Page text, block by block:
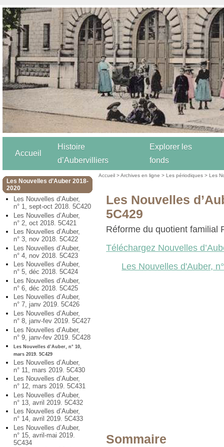
Accueil
Histoire
d’Aubervilliers
Explorer les
fonds
Les Nouvelles d’Auber 2018-
2020
Les Nouvelles d’Auber,
n° 1, sept-oct 2018. 5C420
Les Nouvelles d’Auber,
n° 2, oct 2018. 5C421
Les Nouvelles d’Auber,
n° 3, nov 2018. 5C422
Les Nouvelles d’Auber,
n° 4, nov 2018. 5C423
Les Nouvelles d’Auber,
n° 5, déc 2018. 5C424
Les Nouvelles d’Auber,
n° 6, déc 2018. 5C425
Les Nouvelles d’Auber,
n° 7, janv 2019. 5C426
Les Nouvelles d’Auber,
n° 8, janv-fev 2019. 5C427
Les Nouvelles d’Auber,
n° 9, janv-fev 2019. 5C428
Les Nouvelles d’Auber, n° 10,
mars 2019. 5C429
Les Nouvelles d’Auber,
n° 11, mars 2019. 5C430
Les Nouvelles d’Auber,
n° 12, mars 2019. 5C431
Les Nouvelles d’Auber,
n° 13, avril 2019. 5C432
Les Nouvelles d’Auber,
n° 14, avril 2019. 5C433
Les Nouvelles d’Auber,
n° 15, avril-mai 2019.
5C434
Accueil >Archives en ligne >Les périodiques >Les
Les Nouvelles
5C429
Réforme du quotient familial
Téléchargez Nouvelles
Les Nouvelles d'Auber,
Sommaire